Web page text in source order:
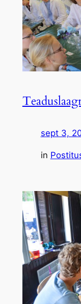
sept 3,
in